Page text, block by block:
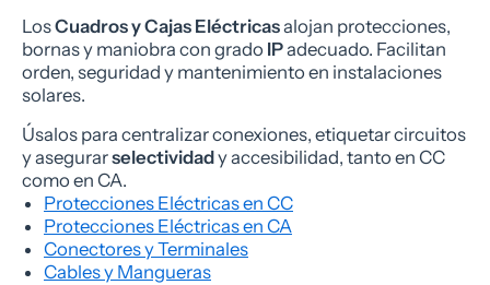
LosCuadros y Cajas Eléctricasalojan protecciones,
bornas y maniobra con grado IPadecuado. Facilitan
orden, seguridad y mantenimiento en instalaciones
solares.
Úsalos para centralizar conexiones, etiquetar circuitos
y asegurarselectividady accesibilidad, tanto en CC
como en CA.
Protecciones Eléctricas en CC
Protecciones Eléctricas en CA
Conectores y Terminales
Cables y Mangueras